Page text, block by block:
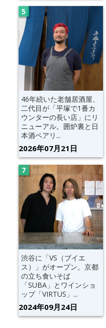
46年続いた老舗居酒屋、
二代目が「平塚で1番カ
ウンターの長い店」にリ
ニューアル。囲炉裏と日
本酒ペアリ...
2026年07月21日
渋谷に「VS（ブイエ
ス）」がオープン。京都
の立ち食いそば
「SUBA」とワインショ
ップ「VIRTUS」...
2024年09月24日